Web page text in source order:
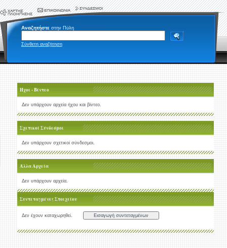
Αναζητήστε στην Πύλη
Σύνθετη αναζήτηση
Ήχοι - Βίντεο
Δεν υπάρχουν αρχεία ήχου και βίντεο.
Σχετικοί Σύνδεσμοι
Δεν υπάρχουν σχετικοί σύνδεσμοι.
Άλλα Αρχεία
Δεν υπάρχουν αρχεία.
Συντεταγμένες Στοιχείου
Δεν έχουν καταχωρηθεί.